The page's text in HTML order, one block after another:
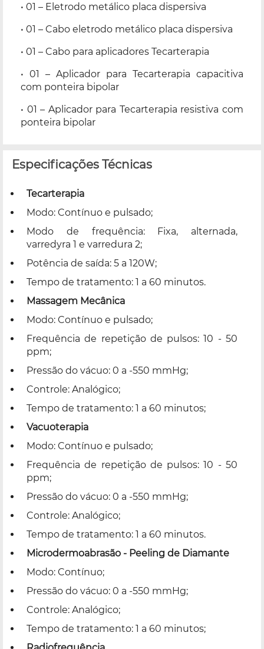
• 01 – Eletrodo metálico placa dispersiva
• 01 – Cabo eletrodo metálico placa dispersiva
• 01 – Cabo para aplicadores Tecarterapia
• 01 – Aplicador para Tecarterapia capacitiva
com ponteira bipolar
• 01 – Aplicador para Tecarterapia resistiva com
ponteira bipolar
Especificações Técnicas
Tecarterapia
Modo: Contínuo e pulsado;
Modo de frequência: Fixa, alternada,
varredyra 1 e varredura 2;
Potência de saída: 5 a 120W;
Tempo de tratamento: 1 a 60 minutos.
Massagem Mecânica
Modo: Contínuo e pulsado;
Frequência de repetição de pulsos: 10 - 50
ppm;
Pressão do vácuo: 0 a -550 mmHg;
Controle: Analógico;
Tempo de tratamento: 1 a 60 minutos;
Vacuoterapia
Modo: Contínuo e pulsado;
Frequência de repetição de pulsos: 10 - 50
ppm;
Pressão do vácuo: 0 a -550 mmHg;
Controle: Analógico;
Tempo de tratamento: 1 a 60 minutos.
Microdermoabrasão - Peeling de Diamante
Modo: Contínuo;
Pressão do vácuo: 0 a -550 mmHg;
Controle: Analógico;
Tempo de tratamento: 1 a 60 minutos;